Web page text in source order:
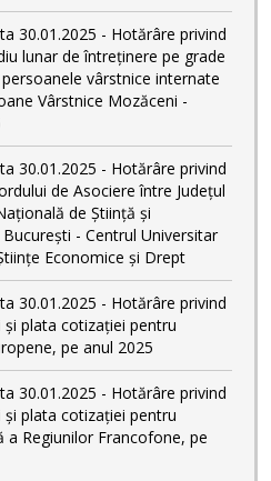
30.01.2025 - Hotărâre privind
lunar de întreţinere pe grade
vârstnice internate
Vârstnice Mozăceni -
30.01.2025 - Hotărâre privind
de Asociere între Județul
de Știință și
- Centrul Universitar
Economice și Drept
30.01.2025 - Hotărâre privind
plata cotizației pentru
pe anul 2025
30.01.2025 - Hotărâre privind
plata cotizației pentru
Regiunilor Francofone, pe